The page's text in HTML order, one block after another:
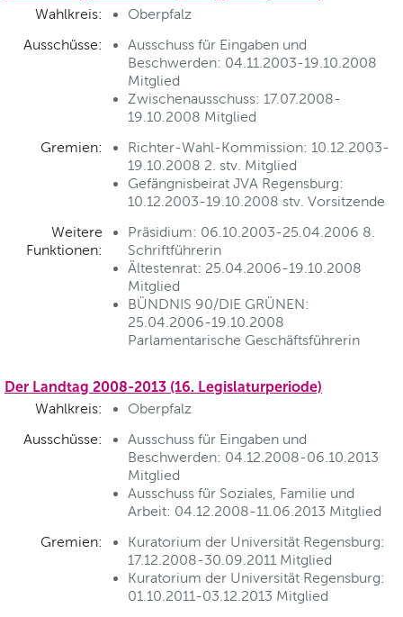
Wahlkreis:
Oberpfalz
Ausschüsse:
Ausschuss für Eingaben und
Beschwerden: 04.11.2003-19.10.2008
Mitglied
Zwischenausschuss: 17.07.2008-
19.10.2008 Mitglied
Gremien:
Richter-Wahl-Kommission: 10.12.2003-
19.10.2008 2. stv. Mitglied
Gefängnisbeirat JVA Regensburg:
10.12.2003-19.10.2008 stv. Vorsitzende
Weitere
Funktionen:
Präsidium: 06.10.2003-25.04.2006 8.
Schriftführerin
Ältestenrat: 25.04.2006-19.10.2008
Mitglied
BÜNDNIS 90/DIE GRÜNEN:
25.04.2006-19.10.2008
Parlamentarische Geschäftsführerin
Der Landtag 2008-2013 (16. Legislaturperiode)
Wahlkreis:
Oberpfalz
Ausschüsse:
Ausschuss für Eingaben und
Beschwerden: 04.12.2008-06.10.2013
Mitglied
Ausschuss für Soziales, Familie und
Arbeit: 04.12.2008-11.06.2013 Mitglied
Gremien:
Kuratorium der Universität Regensburg:
17.12.2008-30.09.2011 Mitglied
Kuratorium der Universität Regensburg:
01.10.2011-03.12.2013 Mitglied